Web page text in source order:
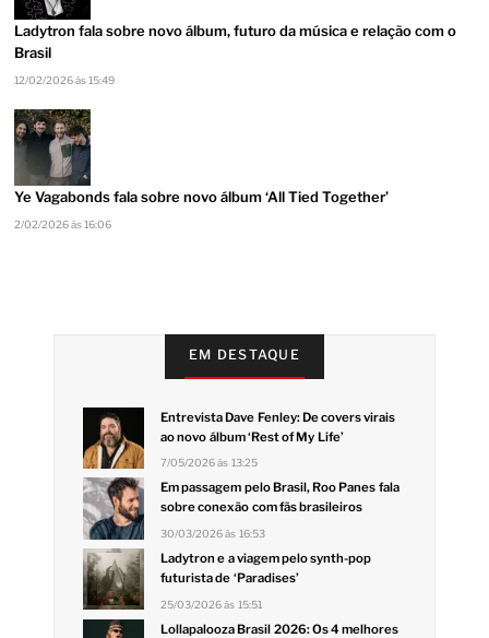
Ladytron fala sobre novo álbum, futuro da música e relação com o
Brasil
12/02/2026 às 15:49
Ye Vagabonds fala sobre novo álbum ‘All Tied Together’
2/02/2026 às 16:06
EM DESTAQUE
Entrevista Dave Fenley: De covers virais
ao novo álbum ‘Rest of My Life’
7/05/2026 às 13:25
Em passagem pelo Brasil, Roo Panes fala
sobre conexão com fãs brasileiros
30/03/2026 às 16:53
Ladytron e a viagem pelo synth-pop
futurista de ‘Paradises’
25/03/2026 às 15:51
Lollapalooza Brasil 2026: Os 4 melhores